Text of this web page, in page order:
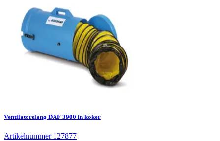
Ventilatorslang DAF 3900 in koker
Artikelnummer 127877